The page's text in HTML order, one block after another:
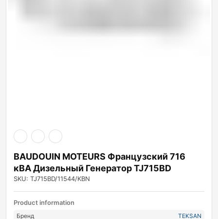
BAUDOUIN MOTEURS Французский 716
кВА Дизельный Генератор TJ715BD
SKU: TJ715BD/11544/KBN
Product information
Бренд TEKSAN